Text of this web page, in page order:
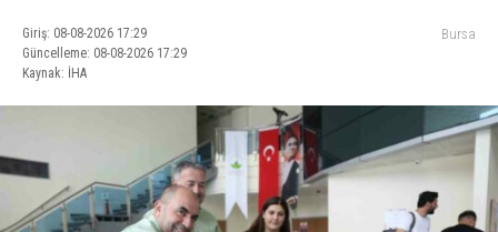
Giriş: 08-08-2026 17:29
Güncelleme: 08-08-2026 17:29
Kaynak: İHA
Bursa